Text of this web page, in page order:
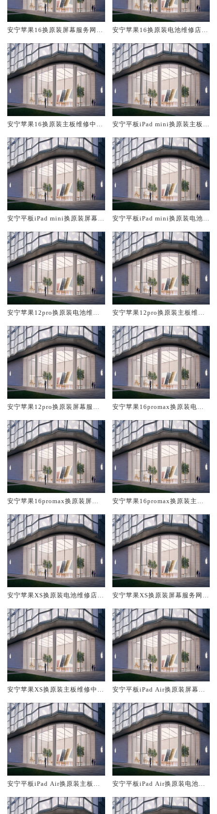
安宁苹果16换原装屏幕服务网点
安宁苹果16换原装电池维修店大
安宁苹果16换原装主板维修中心
安宁平板iPad mini换原装主板维
安宁平板iPad mini换原装屏幕服
安宁平板iPad mini换原装电池维
安宁苹果12pro换原装电池维修
安宁苹果12pro换原装主板维修
安宁苹果12pro换原装屏幕服务
安宁苹果16promax换原装电池
安宁苹果16promax换原装屏幕
安宁苹果16promax换原装主板
安宁苹果XS换原装电池维修店大
安宁苹果XS换原装屏幕服务网点
安宁苹果XS换原装主板维修中心
安宁平板iPad Air换原装屏幕服
安宁平板iPad Air换原装主板维
安宁平板iPad Air换原装电池维